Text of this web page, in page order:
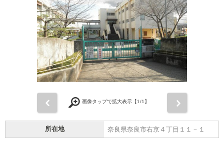
画像タップで拡大表示【1/1】
所在地 奈良県奈良市右京４丁目１１－１